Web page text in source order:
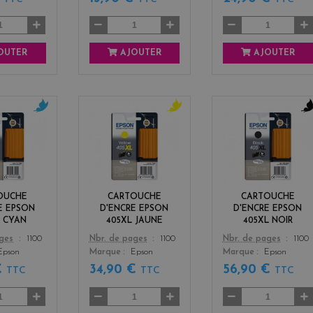
AJOUTER AJOUTER
EPSON
CYAN
1100
TTC
CARTOUCHE
D'ENCRE EPSON
405XL JAUNE
Color
Nbr. de pages
1100
Marque
Epson
34,90 € TTC
CARTOUCHE
D'ENCRE EPSON
405XL NOIR
Color
Nbr. de pages
1100
Marque
Epson
56,90 € TTC